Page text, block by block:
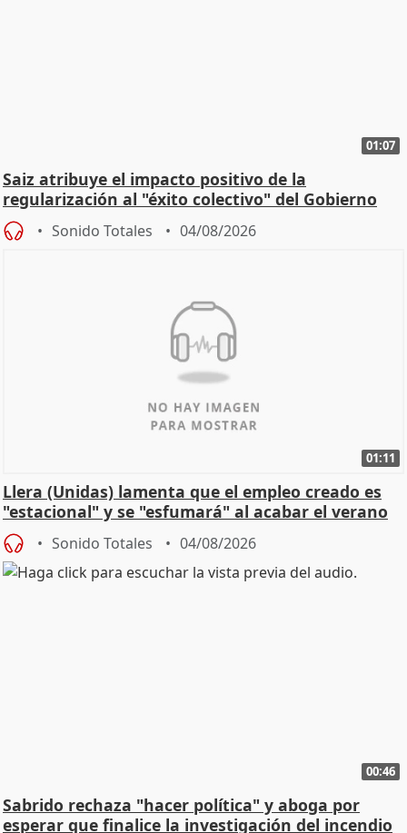
01:07
Saiz atribuye el impacto positivo de la
regularización al "éxito colectivo" del Gobierno
Sonido Totales 04/08/2026
01:11
Llera (Unidas) lamenta que el empleo creado es
"estacional" y se "esfumará" al acabar el verano
Sonido Totales 04/08/2026
00:46
Sabrido rechaza "hacer política" y aboga por
esperar que finalice la investigación del incendio